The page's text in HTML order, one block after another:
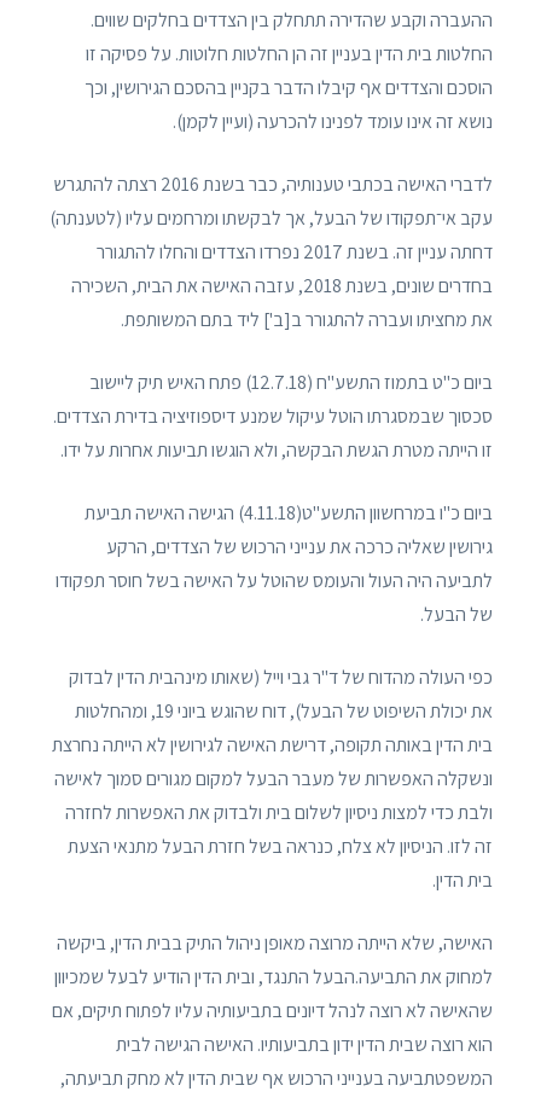
ההעברה וקבע שהדירה תתחלק בין הצדדים בחלקים שווים.
החלטות בית הדין בעניין זה הן החלטות חלוטות. על פסיקה זו
הוסכם והצדדים אף קיבלו הדבר בקניין בהסכם הגירושין, וכך
נושא זה אינו עומד לפנינו להכרעה (ועיין לקמן).
לדברי האישה בכתבי טענותיה, כבר בשנת 2016 רצתה להתגרש
עקב אי־תפקודו של הבעל, אך לבקשתו ומרחמים עליו (לטענתה)
דחתה עניין זה. בשנת 2017 נפרדו הצדדים והחלו להתגורר
בחדרים שונים, בשנת 2018, עזבה האישה את הבית, השכירה
את מחציתו ועברה להתגורר ב[ב'] ליד בתם המשותפת.
ביום כ"ט בתמוז התשע"ח (12.7.18) פתח האיש תיק ליישוב
סכסוך שבמסגרתו הוטל עיקול שמנע דיספוזיציה בדירת הצדדים.
זו הייתה מטרת הגשת הבקשה, ולא הוגשו תביעות אחרות על ידו.
ביום כ"ו במרחשוון התשע"ט(4.11.18) הגישה האישה תביעת
גירושין שאליה כרכה את ענייני הרכוש של הצדדים, הרקע
לתביעה היה העול והעומס שהוטל על האישה בשל חוסר תפקודו
של הבעל.
כפי העולה מהדוח של ד"ר גבי וייל (שאותו מינהבית הדין לבדוק
את יכולת השיפוט של הבעל), דוח שהוגש ביוני 19, ומהחלטות
בית הדין באותה תקופה, דרישת האישה לגירושין לא הייתה נחרצת
ונשקלה האפשרות של מעבר הבעל למקום מגורים סמוך לאישה
ולבת כדי למצות ניסיון לשלום בית ולבדוק את האפשרות לחזרה
זה לזו. הניסיון לא צלח, כנראה בשל חזרת הבעל מתנאי הצעת
בית הדין.
האישה, שלא הייתה מרוצה מאופן ניהול התיק בבית הדין, ביקשה
למחוק את התביעה.הבעל התנגד, ובית הדין הודיע לבעל שמכיוון
שהאישה לא רוצה לנהל דיונים בתביעותיה עליו לפתוח תיקים, אם
הוא רוצה שבית הדין ידון בתביעותיו. האישה הגישה לבית
המשפטתביעה בענייני הרכוש אף שבית הדין לא מחק תביעתה,